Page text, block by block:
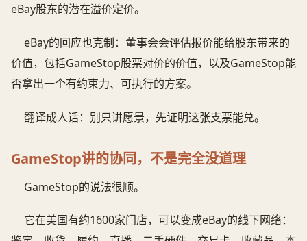
eBay股东的潜在溢价定价。
eBay的回应也克制：董事会会评估报价能给股东带来的
价值，包括GameStop股票对价的价值，以及GameStop能
否拿出一个有约束力、可执行的方案。
翻译成人话：别只讲愿景，先证明这张支票能兑。
GameStop讲的协同，不是完全没道理
GameStop的说法很顺。
它在美国有约1600家门店，可以变成eBay的线下网络：